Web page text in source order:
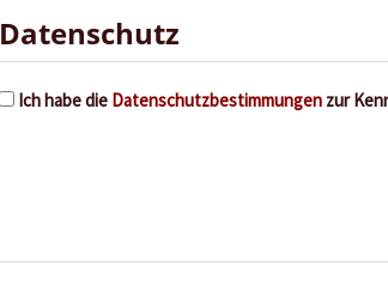
Datenschutz
Ich habe die Datenschutzbestimmungen zur